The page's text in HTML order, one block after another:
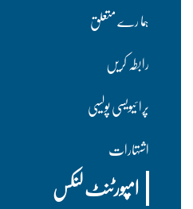
ہما رے متعلق
رابطہ کریں
پرا ئیویسی پولسیی
اشتہارات
امپورٹنٹ لنکس